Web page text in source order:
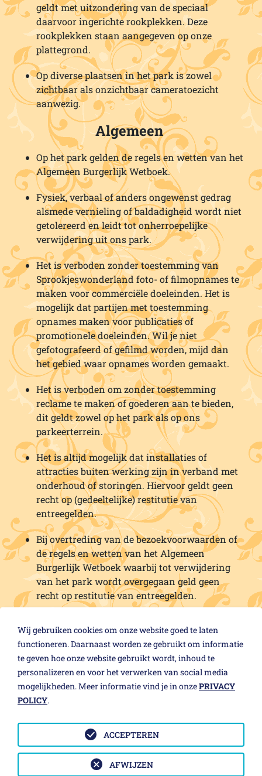
geldt met uitzondering van de speciaal
daarvoor ingerichte rookplekken. Deze
rookplekken staan aangegeven op onze
plattegrond.
Op diverse plaatsen in het park is zowel
zichtbaar als onzichtbaar cameratoezicht
aanwezig.
Algemeen
Op het park gelden de regels en wetten van het
Algemeen Burgerlijk Wetboek.
Fysiek, verbaal of anders ongewenst gedrag
alsmede vernieling of baldadigheid wordt niet
getolereerd en leidt tot onherroepelijke
verwijdering uit ons park.
Het is verboden zonder toestemming van
Sprookjeswonderland foto- of filmopnames te
maken voor commerciële doeleinden. Het is
mogelijk dat partijen met toestemming
opnames maken voor publicaties of
promotionele doeleinden. Wil je niet
gefotografeerd of gefilmd worden, mijd dan
het gebied waar opnames worden gemaakt.
Het is verboden om zonder toestemming
reclame te maken of goederen aan te bieden,
dit geldt zowel op het park als op ons
parkeerterrein.
Het is altijd mogelijk dat installaties of
attracties buiten werking zijn in verband met
onderhoud of storingen. Hiervoor geldt geen
recht op (gedeeltelijke) restitutie van
entreegelden.
Bij overtreding van de bezoekvoorwaarden of
de regels en wetten van het Algemeen
Burgerlijk Wetboek waarbij tot verwijdering
van het park wordt overgegaan geld geen
recht op restitutie van entreegelden.
Overig
In alle overige gevallen die niet worden
genoemd in onze bezoekvoorwaarden beslist
de directie of diens plaatsvervanger.
© 2026 Sprookjeswonderland Enkhuizen BV
Wij gebruiken cookies om onze website goed te laten
functioneren. Daarnaast worden ze gebruikt om informatie
te geven hoe onze website gebruikt wordt, inhoud te
personalizeren en voor het verwerken van social media
mogelijkheden. Meer informatie vind je in onzePRIVACY
POLICY.
AFWIJZEN
ACCEPTEREN